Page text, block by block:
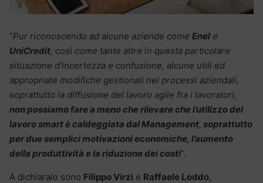
“Pur riconoscendo ad alcune aziende come Enel e
UniCredit, così come tante altre in questa particolare
situazione d’incertezza e confusione, alcune utili ed
appropriate modifiche gestionali nei processi aziendali,
soprattutto la diffusione del lavoro agile fra i lavoratori,
non possiamo fare a meno che rilevare che l’utilizzo del
lavoro smart è caldeggiata dal Management, soprattutto
per due semplici motivazioni economiche, l’aumento
della produttività e la riduzione dei costi”.
A dichiaralo sono Filippo Virzì e Raffaele Loddo,